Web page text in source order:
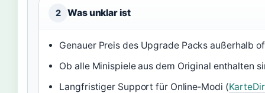
2 Was unklar ist
Genauer Preis des Upgrade Packs außerhalb
Ob alle Minispiele aus dem Original enthalten
Langfristiger Support für Online‑Modi (